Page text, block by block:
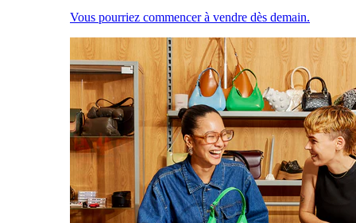
Vous pourriez commencer à vendre dès demain.